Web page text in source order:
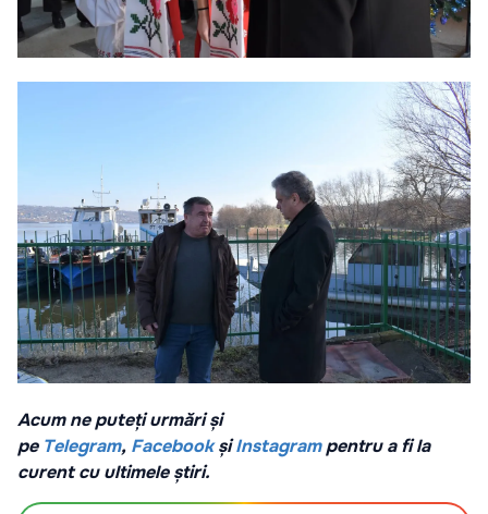
Acum ne puteți urmări și
pe Telegram, Facebook șiInstagrampentru a fi la
curent cu ultimele știri.